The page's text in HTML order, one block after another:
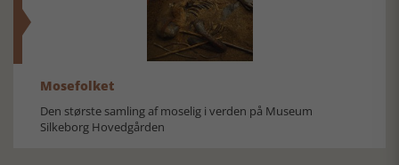
Mosefolket
Den største samling af moselig i verden på Museum
Silkeborg Hovedgården